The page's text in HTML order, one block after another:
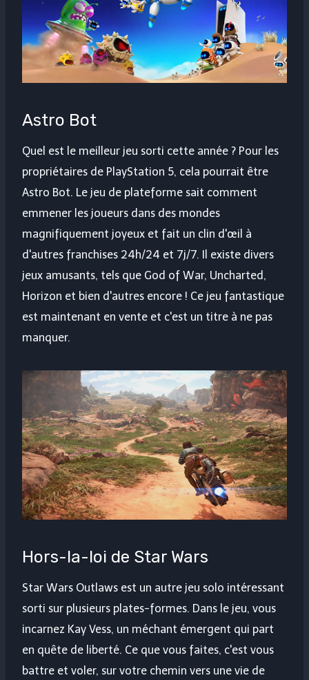
Astro Bot
Quel est le meilleur jeu sorti cette année ? Pour les
propriétaires de PlayStation 5, cela pourrait être
Astro Bot. Le jeu de plateforme sait comment
emmener les joueurs dans des mondes
magnifiquement joyeux et fait un clin d'œil à
d'autres franchises 24h/24 et 7j/7. Il existe divers
jeux amusants, tels que God of War, Uncharted,
Horizon et bien d'autres encore ! Ce jeu fantastique
est maintenant en vente et c'est un titre à ne pas
manquer.
Hors-la-loi de Star Wars
Star Wars Outlaws est un autre jeu solo intéressant
sorti sur plusieurs plates-formes. Dans le jeu, vous
incarnez Kay Vess, un méchant émergent qui part
en quête de liberté. Ce que vous faites, c'est vous
battre et voler, sur votre chemin vers une vie de